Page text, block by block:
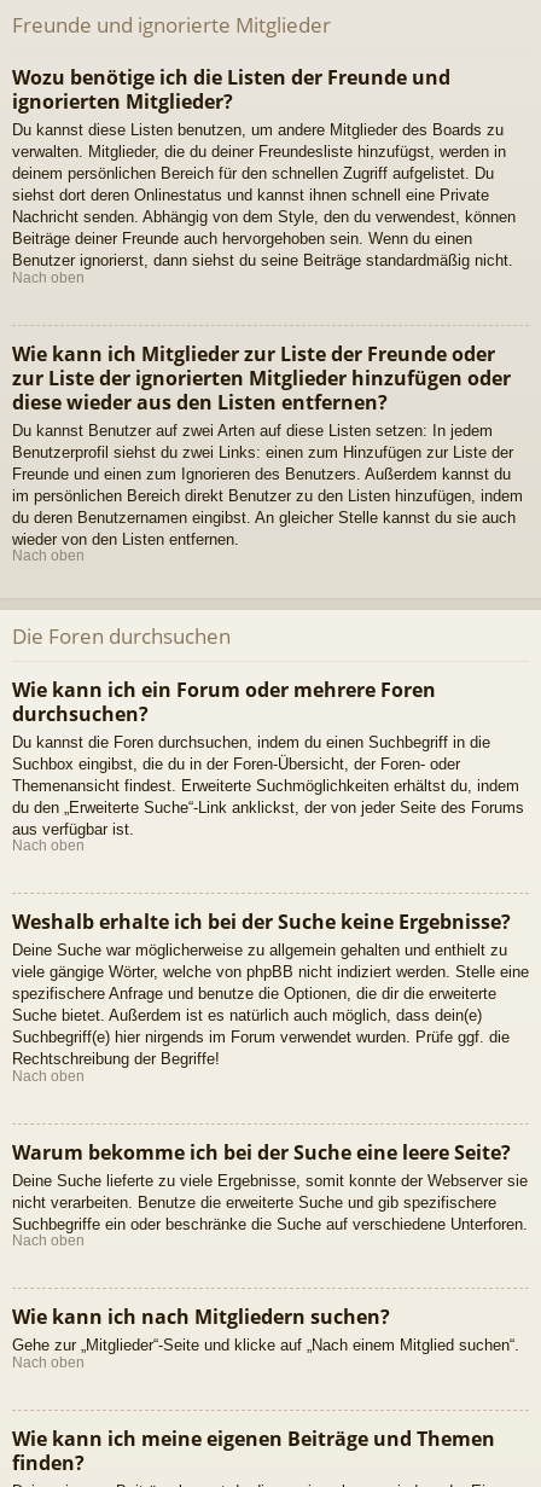
Freunde und ignorierte Mitglieder
Wozu benötige ich die Listen der Freunde und
ignorierten Mitglieder?
Du kannst diese Listen benutzen, um andere Mitglieder des Boards zu
verwalten. Mitglieder, die du deiner Freundesliste hinzufügst, werden in
deinem persönlichen Bereich für den schnellen Zugriff aufgelistet. Du
siehst dort deren Onlinestatus und kannst ihnen schnell eine Private
Nachricht senden. Abhängig von dem Style, den du verwendest, können
Beiträge deiner Freunde auch hervorgehoben sein. Wenn du einen
Benutzer ignorierst, dann siehst du seine Beiträge standardmäßig nicht.
Nach oben
Wie kann ich Mitglieder zur Liste der Freunde oder
zur Liste der ignorierten Mitglieder hinzufügen oder
diese wieder aus den Listen entfernen?
Du kannst Benutzer auf zwei Arten auf diese Listen setzen: In jedem
Benutzerprofil siehst du zwei Links: einen zum Hinzufügen zur Liste der
Freunde und einen zum Ignorieren des Benutzers. Außerdem kannst du
im persönlichen Bereich direkt Benutzer zu den Listen hinzufügen, indem
du deren Benutzernamen eingibst. An gleicher Stelle kannst du sie auch
wieder von den Listen entfernen.
Nach oben
Die Foren durchsuchen
Wie kann ich ein Forum oder mehrere Foren
durchsuchen?
Du kannst die Foren durchsuchen, indem du einen Suchbegriff in die
Suchbox eingibst, die du in der Foren-Übersicht, der Foren- oder
Themenansicht findest. Erweiterte Suchmöglichkeiten erhältst du, indem
du den „Erweiterte Suche“-Link anklickst, der von jeder Seite des Forums
aus verfügbar ist.
Nach oben
Weshalb erhalte ich bei der Suche keine Ergebnisse?
Deine Suche war möglicherweise zu allgemein gehalten und enthielt zu
viele gängige Wörter, welche von phpBB nicht indiziert werden. Stelle eine
spezifischere Anfrage und benutze die Optionen, die dir die erweiterte
Suche bietet. Außerdem ist es natürlich auch möglich, dass dein(e)
Suchbegriff(e) hier nirgends im Forum verwendet wurden. Prüfe ggf. die
Rechtschreibung der Begriffe!
Nach oben
Warum bekomme ich bei der Suche eine leere Seite?
Deine Suche lieferte zu viele Ergebnisse, somit konnte der Webserver sie
nicht verarbeiten. Benutze die erweiterte Suche und gib spezifischere
Suchbegriffe ein oder beschränke die Suche auf verschiedene Unterforen.
Nach oben
Wie kann ich nach Mitgliedern suchen?
Gehe zur „Mitglieder“-Seite und klicke auf „Nach einem Mitglied suchen“.
Nach oben
Wie kann ich meine eigenen Beiträge und Themen
finden?